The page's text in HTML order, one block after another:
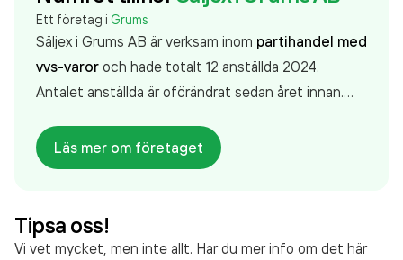
Ett företag i Grums
Säljex i Grums AB är verksam inom partihandel med
vvs-varor och hade totalt 12 anställda 2024.
Antalet anställda är oförändrat sedan året innan.
1991. Säljex i Grums ABomsatte 85 612 000,00 kr
senaste räkenskapsåret (2024).
Läs mer om företaget
Tipsa oss!
Vi vet mycket, men inte allt. Har du mer info om det här